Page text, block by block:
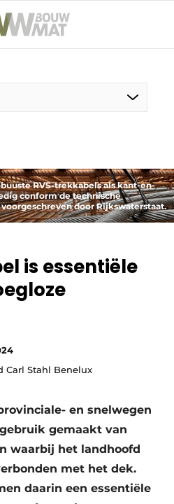
EN
RVS-trekkabels als kant-en-
conform de technische
door Rijkswaterstaat.
is essentiële
Carl Stahl Benelux
en snelwegen
gemaakt van
waarbij het landhoofd
met het dek.
daarin een essentiële